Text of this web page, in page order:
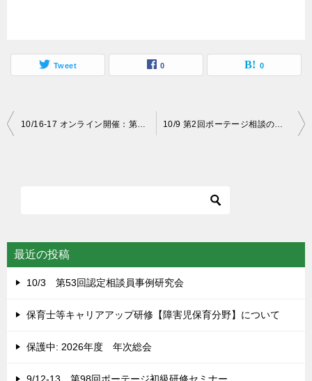
Tweet 0 0
投
シ
ョ
最近の投稿
10/3 第53回認定相談員事例研究会
保育士等キャリアアップ研修【障害児保育分野】について
保護中: 2026年度 年次総会
9/12-13 第98回ポーテージ初級研修セミナー